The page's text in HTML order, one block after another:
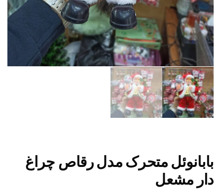
بابانوئل متحرک مدل رقاص چراغ
دار مشعل